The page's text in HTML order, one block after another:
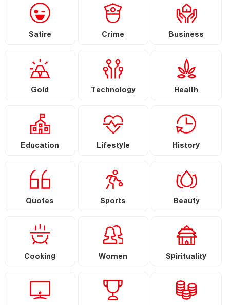
Satire Crime Business
Gold Technology Health
Education Lifestyle History
Quotes Sports Beauty
Cooking Women Spirituality